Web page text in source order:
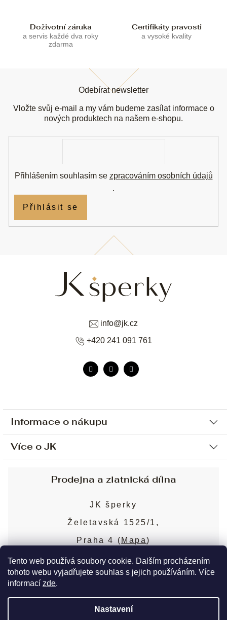
Tento web používá soubory cookie. Dalším procházením
tohoto webu vyjadřujete souhlas s jejich používáním. Více
informací zde.
Nastavení
Doživotní záruka
a servis každé dva roky
zdarma
Certifikáty pravosti
a vysoké kvality
Informace o nákupu
Ochrana osobních údajů
Sjednání osobní schůzky
Obchodní podmínky
Puncovní značky
Více o JK
Blog
Nejčastější dotazy
info@jk.cz
+420 241 091 761
Odebírat newsletter
Vložte svůj e-mail a my vám budeme zasílat informace o
nových produktech na našem e-shopu.
Přihlášením souhlasím se zpracováním osobních údajů
.
Přihlásit se
Prodejna a zlatnická dílna
JK šperky
Želetavská 1525/1,
Praha 4 ( Mapa)
Více o prodejně
Copyright 2026JK šperky. Všechna práva
Upravit nastavení cookies